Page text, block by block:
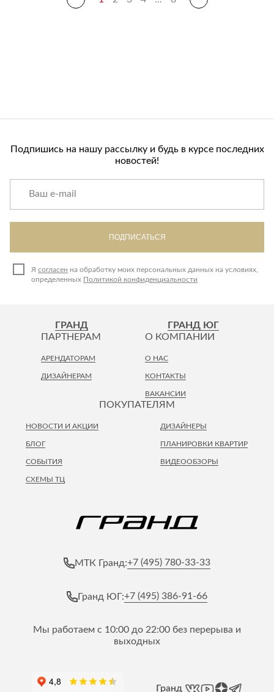
Подпишись на нашу рассылку и будь в курсе последних
новостей!
ПОДПИСАТЬСЯ
Я согласен на обработку моих персональных данных на условиях,
определенных Политикой конфиденциальности
ГРАНД ГРАНД ЮГ
ПОКУПАТЕЛЯМ
НОВОСТИ И АКЦИИ
ПЛАНИРОВКИ КВАРТИР
ВИДЕООБЗОРЫ
БЛОГ
СОБЫТИЯ
СХЕМЫ ТЦ
ДИЗАЙНЕРЫ
ПАРТНЕРАМ
АРЕНДАТОРАМ
ДИЗАЙНЕРАМ
О КОМПАНИИ
О НАС
КОНТАКТЫ
ВАКАНСИИ
МТК Гранд:+7 (495) 780-33-33
Гранд ЮГ:+7 (495) 386-91-66
Мы работаем с 10:00 до 22:00 без перерыва и
выходных
Гранд